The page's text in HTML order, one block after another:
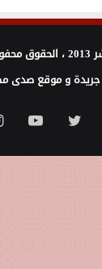
|
جريدة و موقع صدى
تويتر